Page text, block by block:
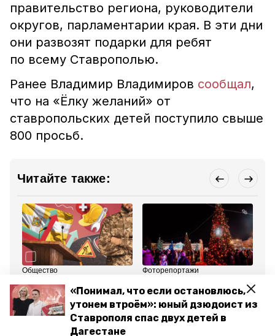
«Понимал, что если остановлюсь,
утонем втроём»: юный дзюдоист из
Ставрополя спас двух детей в
Дагестане
правительство региона, руководители
округов, парламентарии края. В эти дни
они развозят подарки для ребят
по всему Ставрополью.
Ранее Владимир Владимиров сообщал,
что на «Ёлку желаний» от
ставропольских детей поступило свыше
800 просьб.
Читайте также:
Общество
Новые законы и «Ёлка
желаний»: о чём
говорили на последнем
в этом году заседании
думы Ставрополья
Фоторепортажи
«Ёлочка, гори!»: как в
Ставрополе зажигали
главный символ Нового
года